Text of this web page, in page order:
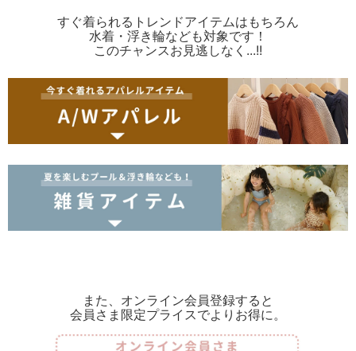
すぐ着られるトレンドアイテムはもちろん
水着・浮き輪なども対象です！
このチャンスお見逃しなく...!!
また、オンライン会員登録すると
会員さま限定プライスでよりお得に。